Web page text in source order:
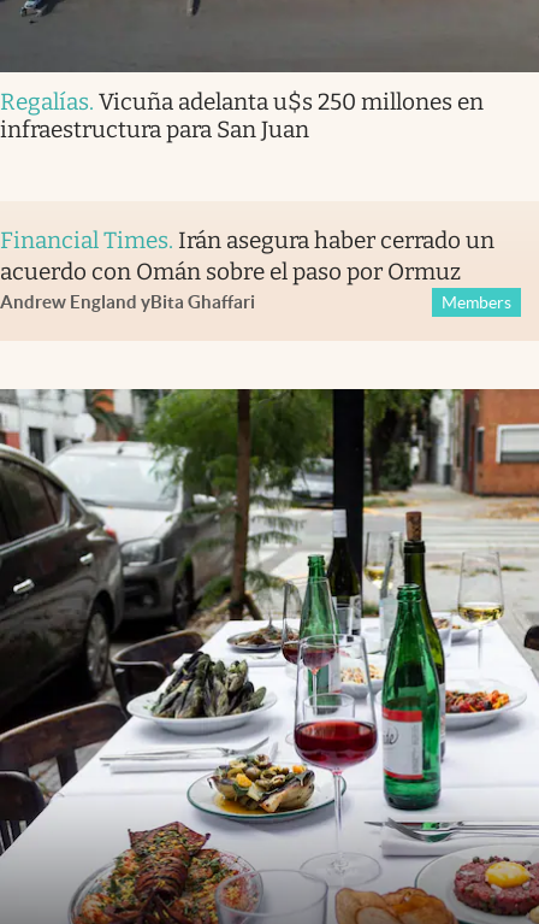
Regalías. Vicuña adelanta u$s 250 millones en
infraestructura para San Juan
Financial Times. Irán asegura haber cerrado un
acuerdo con Omán sobre el paso por Ormuz
Andrew England yBita Ghaffari Members